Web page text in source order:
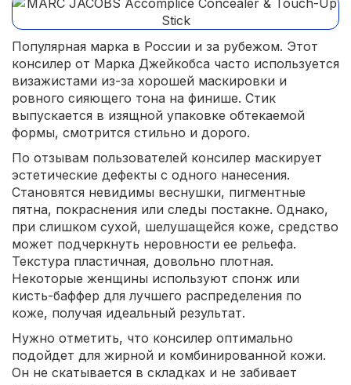
Популярная марка в России и за рубежом. Этот
консилер от Марка Джейкобса часто используется
визажистами из-за хорошей маскировки и
ровного сияющего тона на финише. Стик
выпускается в изящной упаковке обтекаемой
формы, смотрится стильно и дорого.
По отзывам пользователей консилер маскирует
эстетические дефекты с одного нанесения.
Становятся невидимы веснушки, пигментные
пятна, покраснения или следы постакне. Однако,
при слишком сухой, шелушащейся коже, средство
может подчеркнуть неровности ее рельефа.
Текстура пластичная, довольно плотная.
Некоторые женщины используют спонж или
кисть-баффер для лучшего распределения по
коже, получая идеальный результат.
Нужно отметить, что консилер оптимально
подойдет для жирной и комбинированной кожи.
Он не скатывается в складках и не забивает